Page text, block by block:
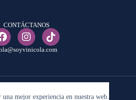
una mejor experiencia en nuestra web.
CONTÁCTANOS